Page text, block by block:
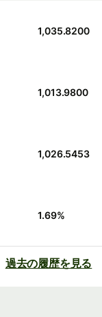
1,035.8200
1,013.9800
1,026.5453
1.69%
過去の履歴を見る